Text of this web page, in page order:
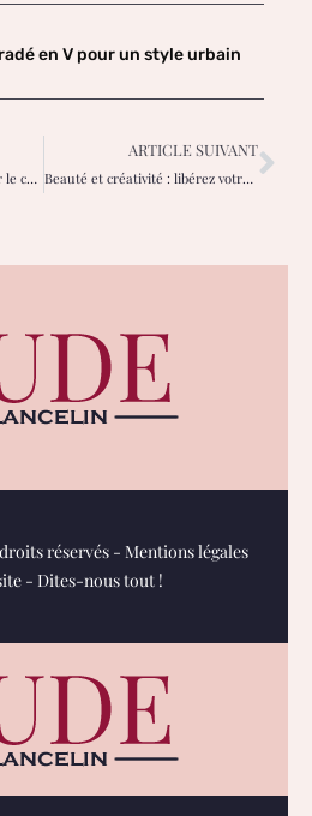
en V pour un style urbain
Les bienfaits des tisanes sur le corps
ARTICLE SUIVANT
Beauté et créativité : libérez votre inspiration dans tous vos projets
réservés - Mentions légales
- Dites-nous tout !